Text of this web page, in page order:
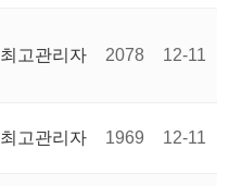
최고관리자 2078 12-11
최고관리자 1969 12-11